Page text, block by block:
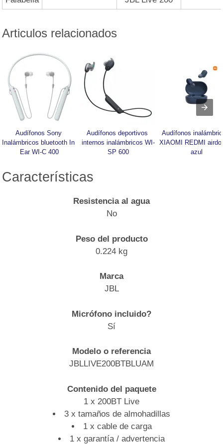
Articulos relacionados
Audífonos Sony
Inalámbricos bluetooth In
Ear WI-C 400
Audífonos deportivos
internos inalámbricos WI-
SP 600
Audífonos
XIAOMI REDMI
azul
Características
Resistencia al agua
No
Peso del producto
0.224 kg
Marca
JBL
Micrófono incluido?
Sí
Modelo o referencia
JBLLIVE200BTBLUAM
Contenido del paquete
1 x 200BT Live
3 x tamaños de almohadillas
1 x cable de carga
1 x garantía / advertencia